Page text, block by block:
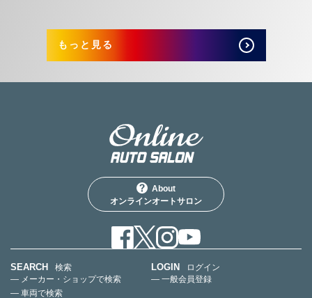
もっと見る
About
オンラインオートサロン
SEARCH
検索
— メーカー・ショップで検索
— 車両で検索
LOGIN
ログイン
— 一般会員登録